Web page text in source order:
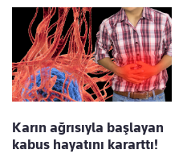
Karın ağrısıyla başlayan
kabus hayatını kararttı!